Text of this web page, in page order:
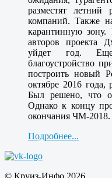
разместят летний
компаний. Также
карантинную
авторов проекта
уйдет год. Еще
благоустройство
построить новый
октябре 2016
Был решено, что
Однако к концу
окончания ЧМ-2018.
Подробнее...
© Круиз-Инфо 2026